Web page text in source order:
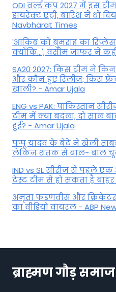
ODI वर्ल्ड कप 2027 में इस
डायरेक्ट एंट्री, बारिश ने धो
Navbharat Times
'आकिब को बुमराह का
क्योंकि...', वसीम जाफर ने
SA20 2027: किस टीम ने
और कौन हुए रिलीज; किस
खाली? - Amar Ujala
ENG vs PAK: पाकिस्तान
टीम में क्या बदला, दो साल
हुई? - Amar Ujala
पप्पू यादव के बेटे ने खेली
लेकिन शतक से बाल- बाल चूके
IND vs SL सीरीज से पहले
टेस्ट टीम से हो सकता है
अमृता फडणवीस और क्रिकेटर
का वीडियो वायरल - ABP
ब्राह्मण गौड़ समाज